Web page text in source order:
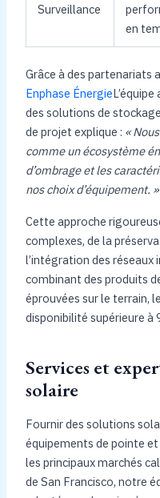
Surveillance
en
Grâce à des partenariats
Enphase Énergie
des solutions de
de projet explique : «
comme un écosystème
d’ombrage et les
nos choix d’équipement. »
Cette approche
complexes, de la
l’intégration des
combinant des produits
éprouvées sur le terrain,
disponibilité supérieure à
Services et
solaire
Fournir des solutions
équipements de pointe
les principaux marchés
de San Francisco, notre